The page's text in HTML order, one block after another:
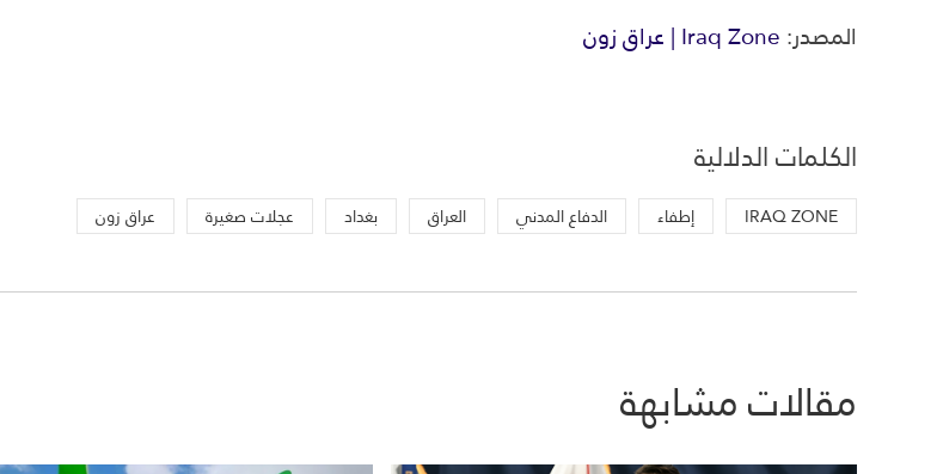
المصدر:Iraq Zone | عراق زون
الكلمات الدلالية
IRAQ ZONE إطفاء الدفاع المدني العراق بغداد عجلات صغيرة عراق زون
مقالات مشابهة